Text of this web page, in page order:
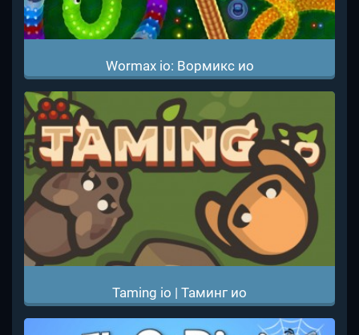
Wormax io: Вормикс ио
Taming io | Таминг ио